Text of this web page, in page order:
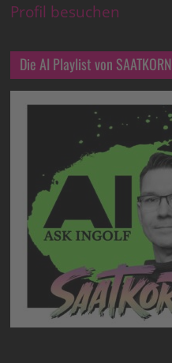
Profil besuchen
Die AI Playlist von SAATKORN